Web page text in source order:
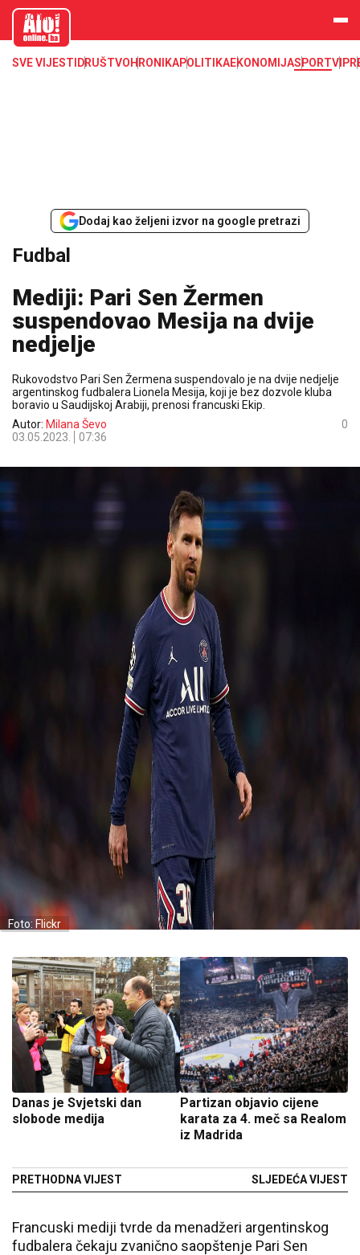
aloonline.b
SVE VIJESTI DRUŠTVOHRONIKAPOLITIKAEKONOMIJASPORTVIP
Dodaj kao željeni izvor na google pretrazi
Fudbal
Mediji: Pari Sen Žermen
suspendovao Mesija na dvije
nedjelje
Rukovodstvo Pari Sen Žermena suspendovalo je na dvije nedjelje
argentinskog fudbalera Lionela Mesija, koji je bez dozvole kluba
boravio u Saudijskoj Arabiji, prenosi francuski Ekip.
Autor: Milana Ševo
03.05.2023.
07:36
0
Foto: Flickr
Danas je Svjetski dan
slobode medija
PRETHODNA VIJEST
Partizan objavio cijene
karata za 4. meč sa Realom
iz Madrida
SLJEDEĆA VIJEST
Francuski mediji tvrde da menadžeri argentinskog
fudbalera čekaju zvanično saopštenje Pari Sen